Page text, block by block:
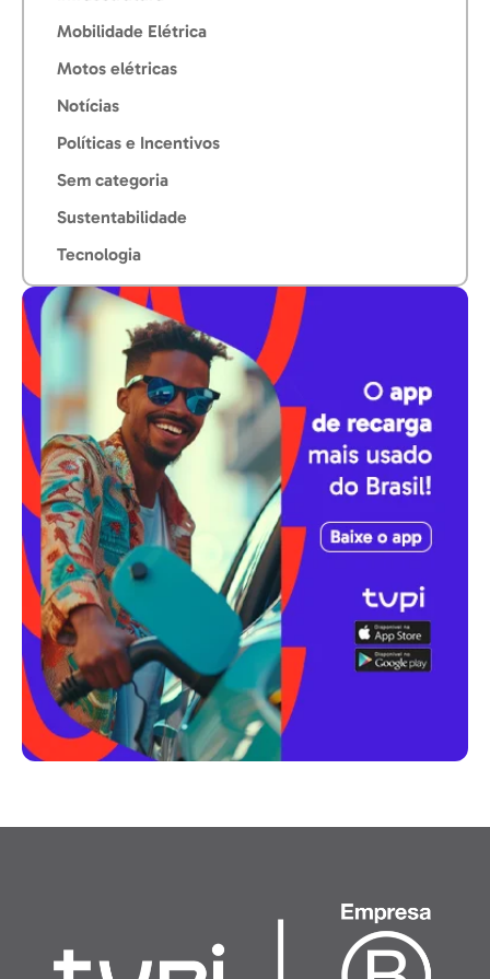
Mobilidade Elétrica
Motos elétricas
Notícias
Políticas e Incentivos
Sem categoria
Sustentabilidade
Tecnologia